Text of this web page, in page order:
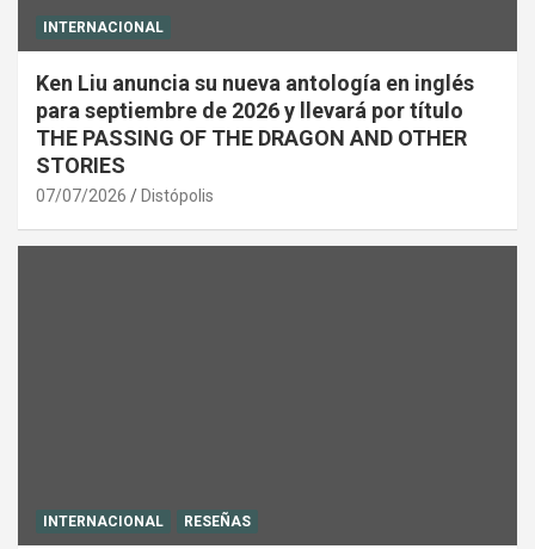
INTERNACIONAL
Ken Liu anuncia su nueva antología en inglés
para septiembre de 2026 y llevará por título
THE PASSING OF THE DRAGON AND OTHER
STORIES
07/07/2026 Distópolis
INTERNACIONAL RESEÑAS